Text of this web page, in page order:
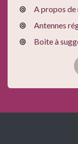
A propos de
Antennes
Boite à